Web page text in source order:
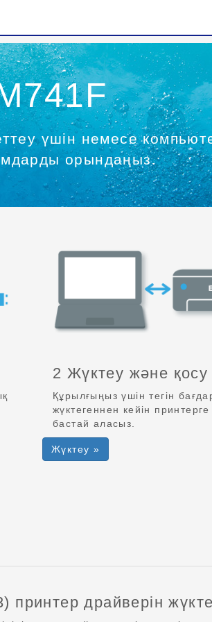
үшін немесе
орындаңыз.
2 Жүктеу және қосу
Құрылғыңыз үшін тегін
жүктегеннен кейін
бастай аласыз.
Жүктеу »
принтер драйверін